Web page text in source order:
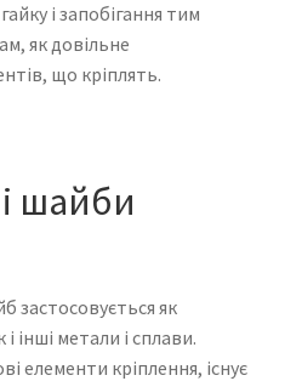
і запобігання тим
як довільне
що кріплять.
шайби
застосовується як
інші метали і сплави.
елементи кріплення, існує